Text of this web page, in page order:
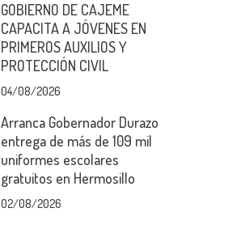
GOBIERNO DE CAJEME
CAPACITA A JÓVENES EN
PRIMEROS AUXILIOS Y
PROTECCIÓN CIVIL
04/08/2026
Arranca Gobernador Durazo
entrega de más de 109 mil
uniformes escolares
gratuitos en Hermosillo
02/08/2026